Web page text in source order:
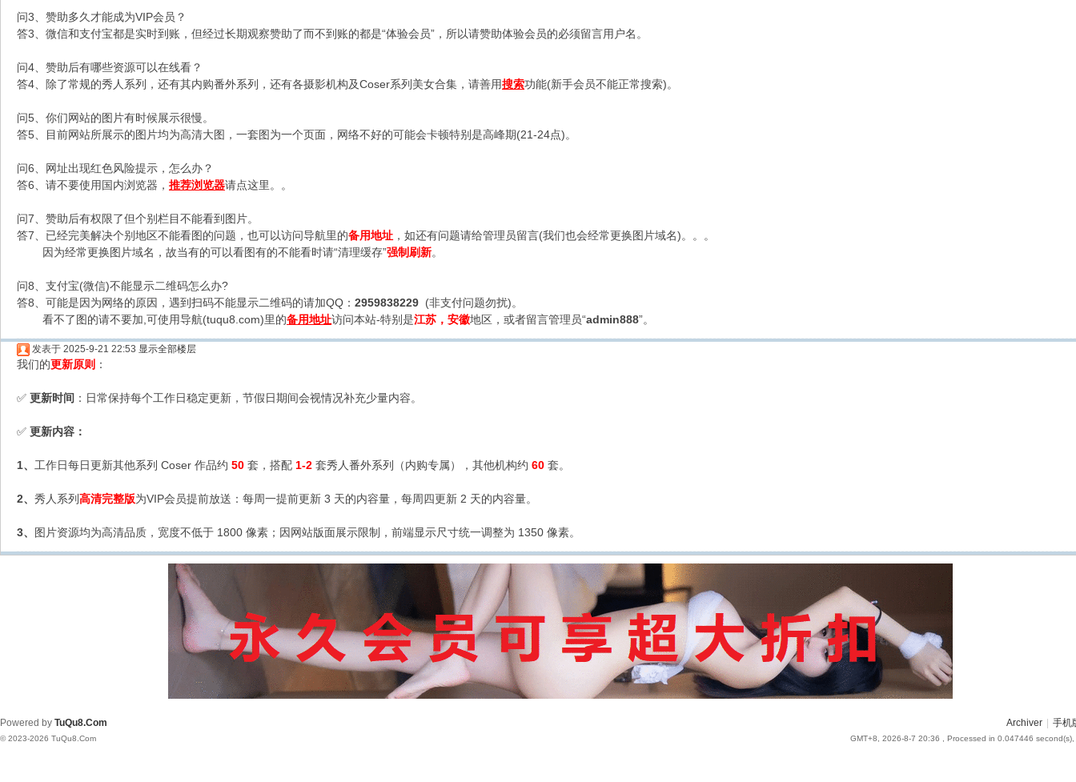
问3、赞助多久才能成为VIP会员？
答3、微信和支付宝都是实时到账，但经过长期观察赞助了而不到账的都是“体验会员”，所以请赞助体验会员的必须留言用户名。
问4、赞助后有哪些资源可以在线看？
答4、除了常规的秀人系列，还有其内购番外系列，还有各摄影机构及Coser系列美女合集，请善用搜索功能(新手会员不能正常搜索)。
问5、你们网站的图片有时候展示很慢。
答5、目前网站所展示的图片均为高清大图，一套图为一个页面，网络不好的可能会卡顿特别是高峰期(21-24点)。
问6、网址出现红色风险提示，怎么办？
答6、请不要使用国内浏览器， 推荐浏览器请点这里。。
问7、赞助后有权限了但个别栏目不能看到图片。
答7、已经完美解决个别地区不能看图的问题，也可以访问导航里的备用地址 ，如还有问题请给管理员留言(我们也会经常更换图片域名)。。。
因为经常更换图片域名，故当有的可以看图有的不能看时请“清理缓存”强制刷新。
问8、支付宝(微信)不能显示二维码怎么办?
答8、可能是因为网络的原因，遇到扫码不能显示二维码的请加QQ： 2959838229 (非支付问题勿扰)。
看不了图的请不要加,可使用导航(tuqu8.com)里的备用地址访问本站-特别是江苏，安徽地区，或者留言管理员“admin888”。
发表于 2025-9-21 22:53 显示全部楼层
我们的更新原则 ：
✅ 更新时间 ：日常保持每个工作日稳定更新，节假日期间会视情况补充少量内容。
✅ 更新内容：
1、 工作日每日更新其他系列 Coser 作品约 50 套，搭配 1-2 套秀人番外系列（内购专属），其他机构约 60 套。
2、 秀人系列高清完整版为VIP会员提前放送：每周一提前更新 3 天的内容量，每周四更新 2 天的内容量。
3、 图片资源均为高清品质，宽度不低于 1800 像素；因网站版面展示限制，前端显示尺寸统一调整为 1350 像素。
Archiver 手机
GMT+8, 2026-8-7 20:36 , Processed in 0.047446
Powered by TuQu8.Com
© 2023-2026 TuQu8.Com